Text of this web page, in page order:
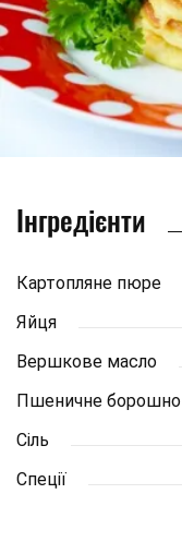
Інгредієнти
Картопляне пюре
Яйця
Вершкове масло
Пшеничне борошно
Сіль
Спеції